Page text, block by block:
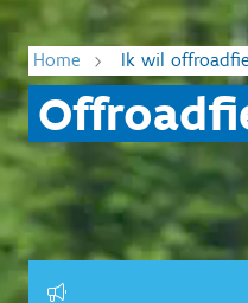
Home Ik wil